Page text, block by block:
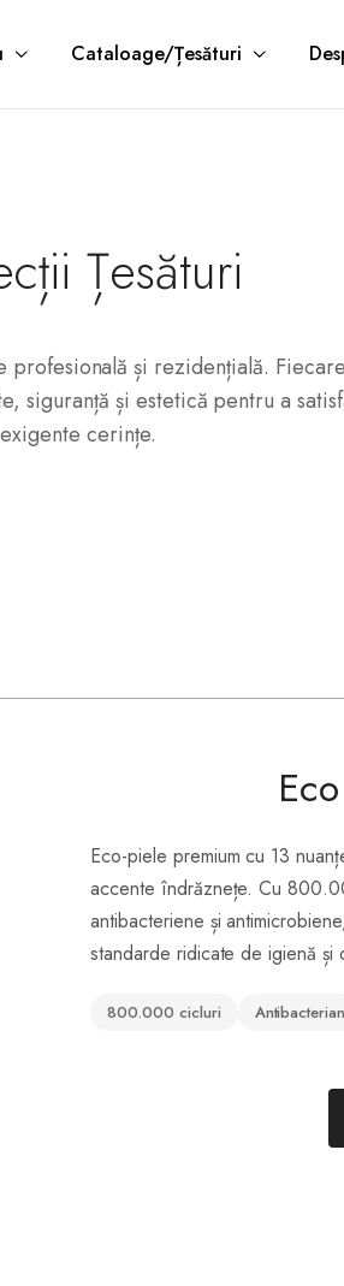
Cataloage/Țesături
Țesături
și rezidențială.
siguranță și estetică pentru a
exigente cerințe.
Eco-piele premium cu 13
accente îndrăznețe. Cu
antibacteriene și
standarde ridicate de igienă și
800.000 cicluri Antibacterian